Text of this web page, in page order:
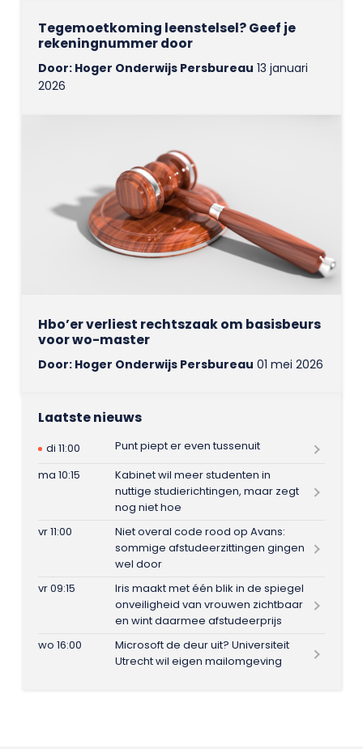
Tegemoetkoming leenstelsel? Geef je
rekeningnummer door
Door: Hoger Onderwijs Persbureau 13 januari
2026
Hbo’er verliest rechtszaak om basisbeurs
voor wo-master
Door: Hoger Onderwijs Persbureau 01 mei 2026
Laatste nieuws
di 11:00
Punt piept er even tussenuit
ma 10:15
Kabinet wil meer studenten in
nuttige studierichtingen, maar zegt
nog niet hoe
vr 11:00
Niet overal code rood op Avans:
sommige afstudeerzittingen gingen
wel door
vr 09:15
Iris maakt met één blik in de spiegel
onveiligheid van vrouwen zichtbaar
en wint daarmee afstudeerprijs
wo 16:00
Microsoft de deur uit? Universiteit
Utrecht wil eigen mailomgeving